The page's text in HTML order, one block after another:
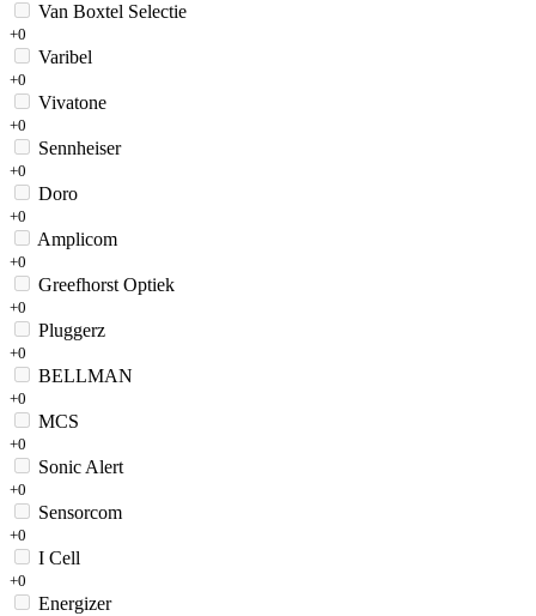
Van Boxtel Selectie
+0
Varibel
+0
Vivatone
+0
Sennheiser
+0
Doro
+0
Amplicom
+0
Greefhorst Optiek
+0
Pluggerz
+0
BELLMAN
+0
MCS
+0
Sonic Alert
+0
Sensorcom
+0
I Cell
+0
Energizer